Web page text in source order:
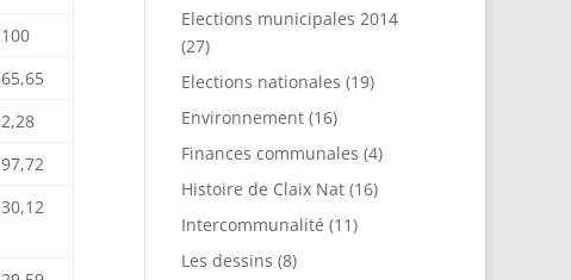
100
65,65
2,28
97,72
30,12
Elections municipales 2014
(27)
Elections nationales (19)
Environnement(16)
Finances communales (4)
Histoire de Claix Nat(16)
Intercommunalité (11)
Les dessins (8)